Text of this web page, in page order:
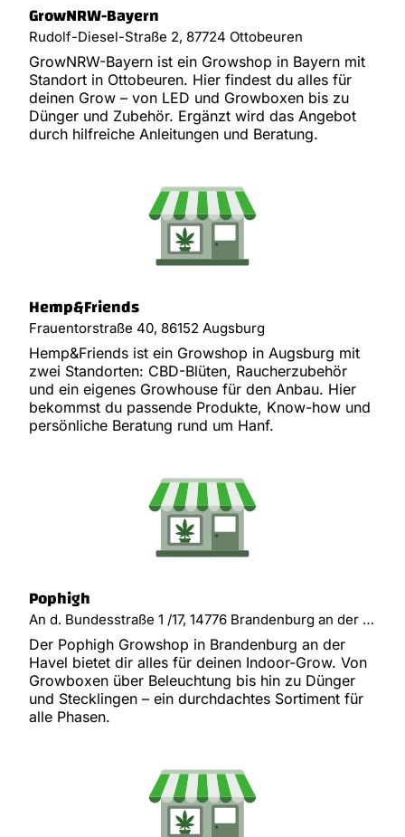
GrowNRW-Bayern
Rudolf-Diesel-Straße 2, 87724 Ottobeuren
GrowNRW-Bayern ist ein Growshop in Bayern mit
Standort in Ottobeuren. Hier findest du alles für
deinen Grow – von LED und Growboxen bis zu
Dünger und Zubehör. Ergänzt wird das Angebot
durch hilfreiche Anleitungen und Beratung.
Hemp&Friends
Frauentorstraße 40, 86152 Augsburg
Hemp&Friends ist ein Growshop in Augsburg mit
zwei Standorten: CBD-Blüten, Raucherzubehör
und ein eigenes Growhouse für den Anbau. Hier
bekommst du passende Produkte, Know-how und
persönliche Beratung rund um Hanf.
Pophigh
An d. Bundesstraße 1 /17, 14776 Brandenburg an der Havel
Der Pophigh Growshop in Brandenburg an der
Havel bietet dir alles für deinen Indoor-Grow. Von
Growboxen über Beleuchtung bis hin zu Dünger
und Stecklingen – ein durchdachtes Sortiment für
alle Phasen.